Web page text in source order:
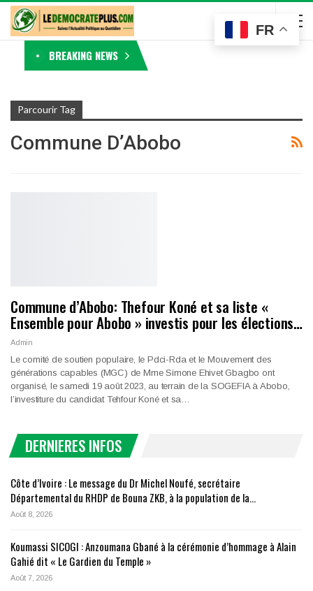
BREAKING NEWS
Parcourir Tag
Commune D’Abobo
Commune d’Abobo: Thefour Koné et sa liste «
Ensemble pour Abobo » investis pour les élections…
Admin
Le comité de soutien populaire, le Pdci-Rda et le Mouvement des
générations capables (MGC) de Mme Simone Ehivet Gbagbo ont
organisé, le samedi 19 août 2023, au terrain de la SOGEFIA à Abobo,
l’investiture du candidat Tehfour Koné et sa…
DERNIERES INFOS
Côte d’Ivoire : Le message du Dr Michel Noufé, secrétaire
Départemental du RHDP de Bouna ZKB, à la population de la…
Août 8, 2026
Koumassi SICOGI : Anzoumana Gbané à la cérémonie d’hommage à Alain
Gahié dit « Le Gardien du Temple »
Août 7, 2026
FR